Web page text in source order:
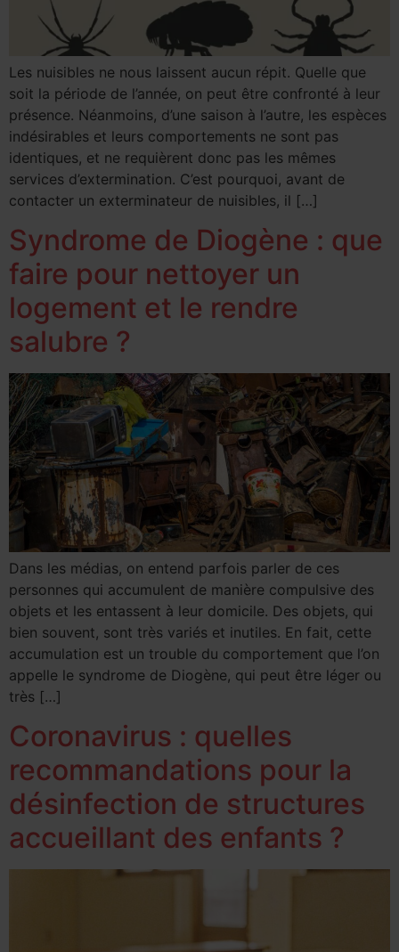
Les nuisibles ne nous laissent aucun répit. Quelle que
soit la période de l’année, on peut être confronté à leur
présence. Néanmoins, d’une saison à l’autre, les espèces
indésirables et leurs comportements ne sont pas
identiques, et ne requièrent donc pas les mêmes
services d’extermination. C’est pourquoi, avant de
contacter un exterminateur de nuisibles, il […]
Syndrome de Diogène : que
faire pour nettoyer un
logement et le rendre
salubre ?
Dans les médias, on entend parfois parler de ces
personnes qui accumulent de manière compulsive des
objets et les entassent à leur domicile. Des objets, qui
bien souvent, sont très variés et inutiles. En fait, cette
accumulation est un trouble du comportement que l’on
appelle le syndrome de Diogène, qui peut être léger ou
très […]
Coronavirus : quelles
recommandations pour la
désinfection de structures
accueillant des enfants ?